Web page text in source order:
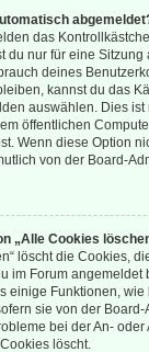
das
du nur für eine Sitzung
deines
kannst du das
auswählen. Dies
öffentlichen
Wenn diese Option
von der Board-
„Alle Cookies
löscht die Cookies,
im Forum angemeldet
einige Funktionen,
sie von der
bei der An-
löscht.